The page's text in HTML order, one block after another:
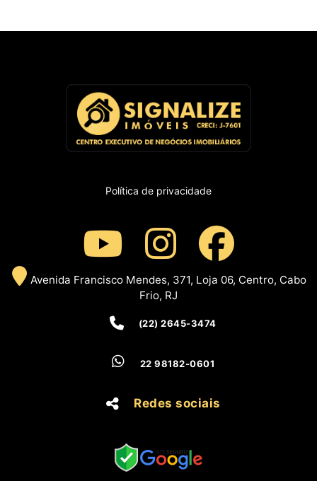
Política de privacidade
Avenida Francisco Mendes, 371, Loja 06, Centro, Cabo
Frio, RJ
(22) 2645-3474
22 98182-0601
Redes sociais